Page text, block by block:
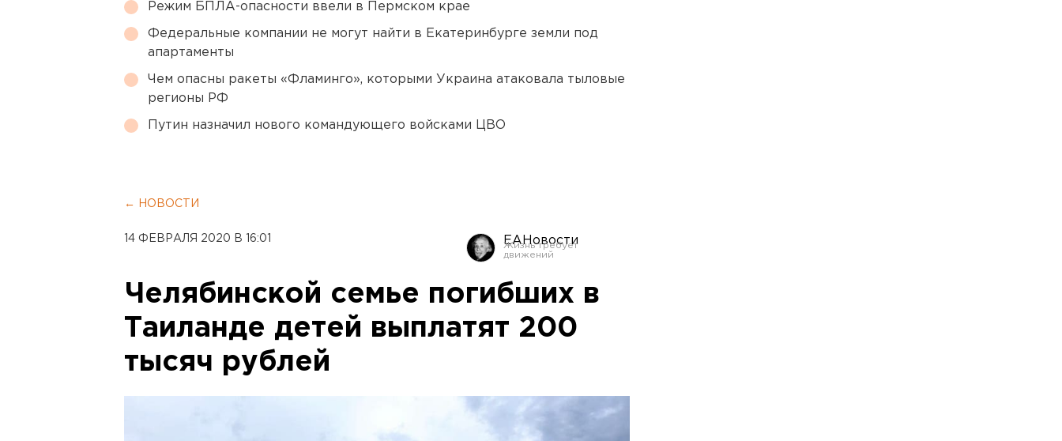
Режим БПЛА-опасности ввели в Пермском крае
Федеральные компании не могут найти в Екатеринбурге земли под
апартаменты
Чем опасны ракеты «Фламинго», которыми Украина атаковала тыловые
регионы РФ
Путин назначил нового командующего войсками ЦВО
← НОВОСТИ
14 ФЕВРАЛЯ 2020 В 16:01 ЕАНовости
Челябинской семье погибших в
Таиланде детей выплатят 200
тысяч рублей